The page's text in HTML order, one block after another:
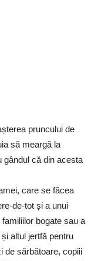
pruncului de
să meargă la
gândul că din acesta
care se făcea
de-tot și a unui
bogate sau a
altul jertfă pentru
de sărbătoare, copiii